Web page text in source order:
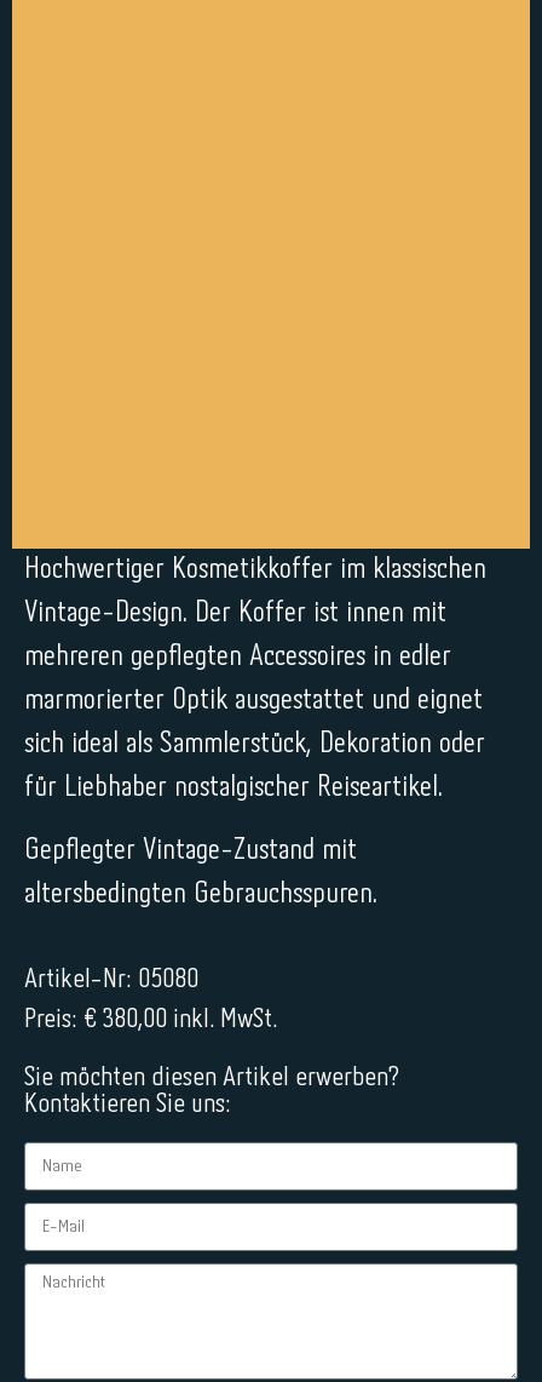
Hochwertiger Kosmetikkoffer im klassischen
Vintage-Design. Der Koffer ist innen mit
mehreren gepflegten Accessoires in edler
marmorierter Optik ausgestattet und eignet
sich ideal als Sammlerstück, Dekoration oder
für Liebhaber nostalgischer Reiseartikel.
Gepflegter Vintage-Zustand mit
altersbedingten Gebrauchsspuren.
Artikel-Nr: 05080
Preis: € 380,00 inkl. MwSt.
Sie möchten diesen Artikel erwerben?
Kontaktieren Sie uns: